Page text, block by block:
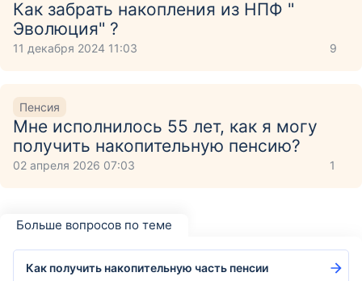
Как забрать накопления из НПФ "
Эволюция" ?
11 декабря 2024 11:03 9
Пенсия
Мне исполнилось 55 лет, как я могу
получить накопительную пенсию?
02 апреля 2026 07:03 1
Больше вопросов по теме
Как получить накопительную часть пенсии